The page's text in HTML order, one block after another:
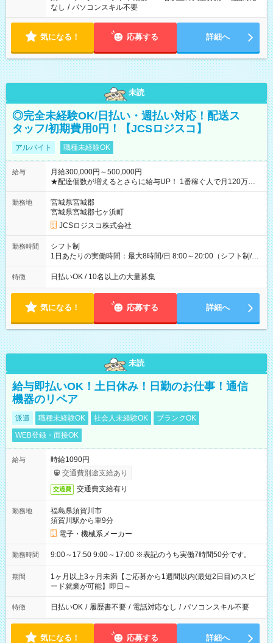
なし / パソコンスキル不要
気になる！ 応募する 詳細へ
未読
◎完全未経験OK/日払い・週払い対応！配送ス
タッフ/初期費用0円！【JCSロジスコ】
アルバイト 職種未経験OK
給与
月給300,000円～500,000円
★配達個数が増えるとさらに給与UP！ 1番稼ぐ人で月120万ほ
ど！ ・主要都市エリア 月収55万円／週5日稼働 月収65万~112
万円／週6日稼働 ・地方郊外エリア 月収40万円／週5日稼働 月
収40万円~50万円／週6日稼働 ＜モデルイメージ＞ ■月収50万
円 (27歳男性/江東区在住)※元建築関係 1日150個配達×25日勤務
(日休み) ■月収80万円(43歳男性/墨田区在住)※元営業 1日200個
勤務地
宮城県宮城郡
宮城県宮城郡七ヶ浜町
JCSロジスコ株式会社
勤務時間
シフト制
1日あたりの実働時間：最大8時間/日 8:00～20:00（シフト制/実
働8時間） ※週5日勤務（場所次第では週4も有り） ※配達状況
によって時間外での勤務可能性有り ※案件により多少の前後あ
特徴 日払いOK / 10名以上の大量募集
気になる！ 応募する 詳細へ
未読
給与即払いOK！土日休み！日勤のお仕事！通信
機器のリペア
派遣 職種未経験OK 社会人未経験OK
ブランクOK
WEB登録・面接OK
給与
時給1090円
交通費別途支給あり
交通費 交通費支給有り
勤務地
福島県須賀川市
須賀川駅から車9分
電子・機械系メーカー
勤務時間 9:00～17:50 9:00～17:00 ※表記のうち実働7時間50分です。
期間
1ヶ月以上3ヶ月未満【ご応募から1週間以内(最短2日目)のスピ
ード就業が可能】即日～
特徴 日払いOK / 履歴書不要 / 電話対応なし / パソコンスキル不要
気になる！ 応募する 詳細へ